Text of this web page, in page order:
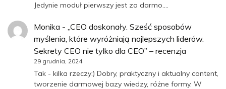
Jedynie moduł pierwszy jest za darmo.…
Monika - „CEO doskonały. Sześć sposobów
myślenia, które wyróżniają najlepszych liderów.
Sekrety CEO nie tylko dla CEO” – recenzja
29 grudnia, 2024
Tak - kilka rzeczy:) Dobry, praktyczny i aktualny content,
tworzenie darmowej bazy wiedzy, różne formy. W